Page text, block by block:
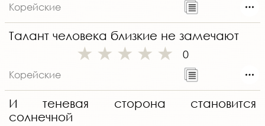
Корейские
Талант человека близкие не замечают
0
Корейские
И теневая сторона становится
солнечной